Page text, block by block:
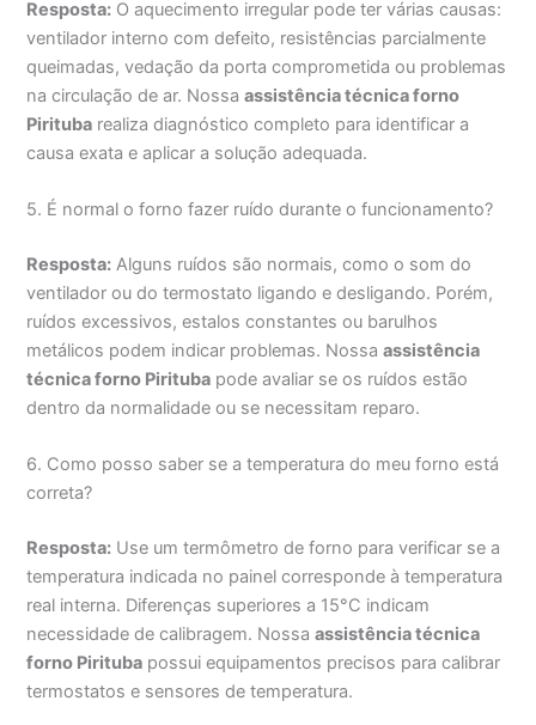
Resposta: O aquecimento irregular pode ter várias causas:
ventilador interno com defeito, resistências parcialmente
queimadas, vedação da porta comprometida ou problemas
na circulação de ar. Nossaassistência técnica forno
Pirituba realiza diagnóstico completo para identificar a
causa exata e aplicar a solução adequada.
5. É normal o forno fazer ruído durante o funcionamento?
Resposta: Alguns ruídos são normais, como o som do
ventilador ou do termostato ligando e desligando. Porém,
ruídos excessivos, estalos constantes ou barulhos
metálicos podem indicar problemas. Nossaassistência
técnica forno Pirituba pode avaliar se os ruídos estão
dentro da normalidade ou se necessitam reparo.
6. Como posso saber se a temperatura do meu forno está
correta?
Resposta: Use um termômetro de forno para verificar se a
temperatura indicada no painel corresponde à temperatura
real interna. Diferenças superiores a 15°C indicam
necessidade de calibragem. Nossaassistência técnica
forno Pirituba possui equipamentos precisos para calibrar
termostatos e sensores de temperatura.